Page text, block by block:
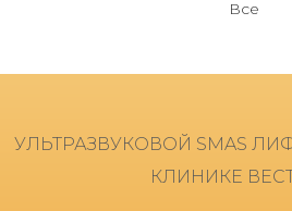
Все
УЛЬТРАЗВУКОВОЙ SMAS
КЛИНИКЕ